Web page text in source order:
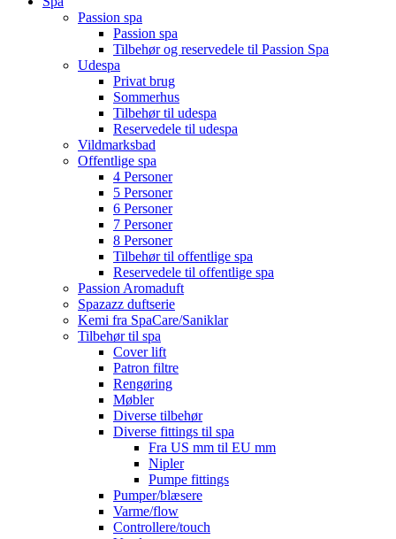
Passion spa
Passion spa
Tilbehør og reservedele til Passion Spa
Udespa
Privat brug
Sommerhus
Tilbehør til udespa
Reservedele til udespa
Vildmarksbad
Offentlige spa
4 Personer
5 Personer
6 Personer
7 Personer
8 Personer
Tilbehør til offentlige spa
Reservedele til offentlige spa
Passion Aromaduft
Spazazz duftserie
Kemi fra SpaCare/Saniklar
Tilbehør til spa
Cover lift
Patron filtre
Rengøring
Møbler
Diverse tilbehør
Diverse fittings til spa
Fra US mm til EU mm
Nipler
Pumpe fittings
Pumper/blæsere
Varme/flow
Controllere/touch